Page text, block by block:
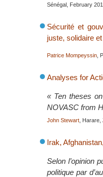
Sénégal, February
Sécurité et
juste, solidaire
Patrice Mompeyssin ,
Analyses for
« Ten theses
NOVASC from
John Stewart ,
Irak,
Selon l’opinion
politique par